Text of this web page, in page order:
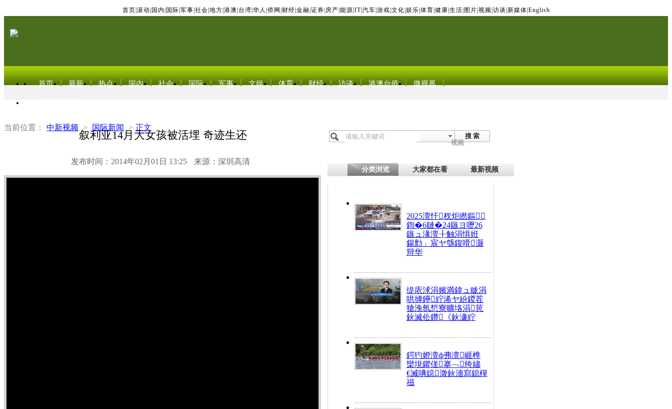
首页 滚动 国内 国际 军事 社会 地方 港澳 台湾 华人 侨网 财经 金融 证券 房产 能源 IT| 汽车 游戏 文化 娱乐 体育 健康 生活 图片 视频 访谈 新媒体 English
首页 最新 热点 国内 社会 国际 军事 文娱 体育 财经 访谈 港澳台侨 微视界
当前位置： 中新视频 > 国际新闻 > 正文
叙利亚14月大女孩被活埋 奇迹生还
发布时间：2014年02月01日 13:25 来源：深圳高清
搜 索
视频
分类浏览 大家都在看 最新视频
2025澶忓杈炬矁鏂
鍧�6鏈�24鏃ヨ嚦26
鏃ュ湪澶╂触涓惧姙
鍚勯」宸ヤ綔鍑嗗灏
辩华
缇庡浗涓嬪満鍏ュ眬涓
哄摢鑸紵浠ヤ紛鍐茬
獊浼氬惁寮曠垎涓笢
鈥滅伀鑽《鈥濓紵
鍔犳嬁澶ф弗澶崕榫
欒垷鑺傞搴﹁绔嬧
€滅唺鐚澂鈥濇寫鎴樿
禌